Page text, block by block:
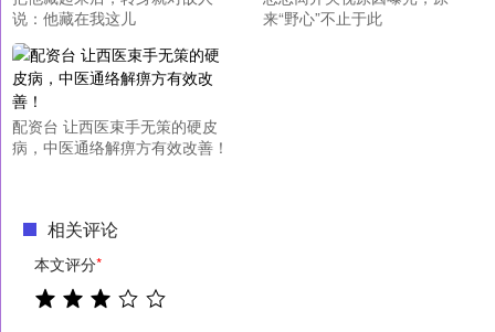
说：他藏在我这儿
来“野心”不止于此
配资台 让西医束手无策的硬皮
病，中医通络解痹方有效改善！
相关评论
本文评分*